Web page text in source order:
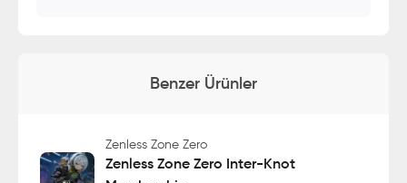
Benzer Ürünler
Zenless Zone Zero
Zenless Zone Zero Inter-Knot